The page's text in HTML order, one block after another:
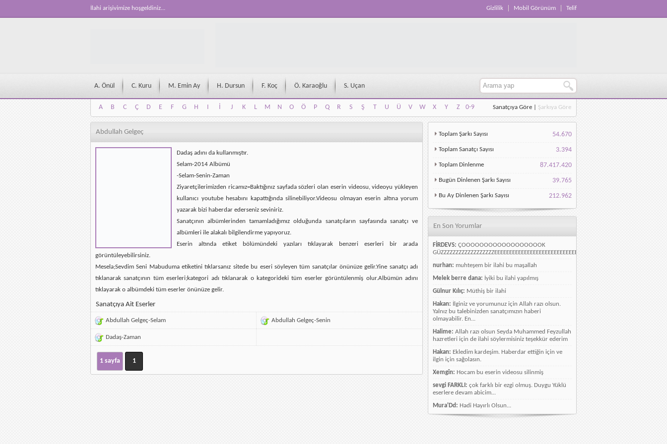
İlahi arişivimize hoşgeldiniz... Gizlilik Mobil Görünüm Telif
A. Önül C. Kuru M. Emin Ay H. Dursun F. Koç Ö. Karaoğlu S. Uçan
A B C Ç D E F G H I İ J K L M N O Ö P Q R S Ş T U Ü V W X Y Z
0-9
A
B C Ç D E F G H I İ J K L M N O Ö P Q R S Ş T U Ü V W X Y Z 0-9
Sanatçıya Göre Şarkıya Göre
Abdullah Gelgeç
Dadaş adını da kullanmıştır.
Selam-2014 Albümü
-Selam-Senin-Zaman
Ziyaretçilerimizden ricamız=Baktığınız sayfada sözleri olan eserin videosu, videoyu yükleyen
kullanıcı youtube hesabını kapattığında silinebiliyor.Videosu olmayan eserin altına yorum
yazarak bizi haberdar ederseniz seviniriz.
Sanatçının albümlerinden tamamladığımız olduğunda sanatçıların sayfasında sanatçı ve
albümleri ile alakalı bilgilendirme yapıyoruz.
Eserin altında etiket bölümündeki yazıları tıklayarak benzeri eserleri bir arada
görüntüleyebilirsiniz.
Mesela;Sevdim Seni Mabuduma etiketini tıklarsanız sitede bu eseri söyleyen tüm sanatçılar önünüze gelir.Yine sanatçı adı
tıklanarak sanatçının tüm eserleri;kategori adı tıklanarak o kategorideki tüm eserler görüntülenmiş olur.Albümün adını
tıklayarak o albümdeki tüm eserler önünüze gelir.
Sanatçıya Ait Eserler
Abdullah Gelgeç-Selam Abdullah Gelgeç-Senin
Dadaş-Zaman
1 sayfa 1
Toplam Şarkı Sayısı 54.670
Toplam Sanatçı Sayısı 3.394
Toplam Dinlenme 87.417.420
Bugün Dinlenen Şarkı Sayısı 39.765
Bu Ay Dinlenen Şarkı Sayısı 212.962
En Son Yorumlar
FİRDEVS: ÇOOOOOOOOOOOOOOOOOOK
GÜZZZZZZZZZZZZZZZZZZEEEEEEEEEEEEEEEEEEEEEEEEEEEEELLLLLLLLLLLLLLLLLLLLLLLL
nurhan: muhteşem bir ilahi bu maşallah
Melek berre dana: İyiki bu ilahi yapılmış
Gülnur Kılıç: Müthiş bir ilahi
Hakan: İlginiz ve yorumunuz için Allah razı olsun.
Yalnız bu talebinizden sanatçımızın haberi
olmayabilir. En...
Halime: Allah razı olsun Seyda Muhammed Feyzullah
hazretleri için de ilahi söylermisiniz teşekkür ederim
Hakan: Ekledim kardeşim. Haberdar ettiğin için ve
ilgin için sağolasın.
Xemgîn: Hocam bu eserin videosu silinmiş
sevgi FARKLI: çok farklı bir ezgi olmuş. Duygu Yüklü
eserlere devam abicim...
Mura'Dd: Hadi Hayırlı Olsun...